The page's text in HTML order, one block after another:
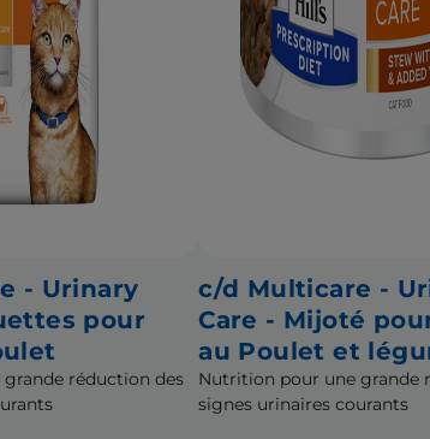
- Urinary
pour
réduction des
c/d Multicare -
Care - Mijoté
au Poulet et
Nutrition pour une grande
signes urinaires courants